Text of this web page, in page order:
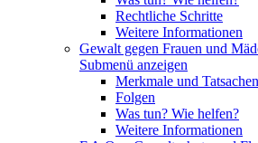
Rechtliche Schritte
Weitere Informationen
Gewalt gegen Frauen und
Submenü anzeigen
Merkmale und Tatsachen
Folgen
Was tun? Wie helfen?
Weitere Informationen